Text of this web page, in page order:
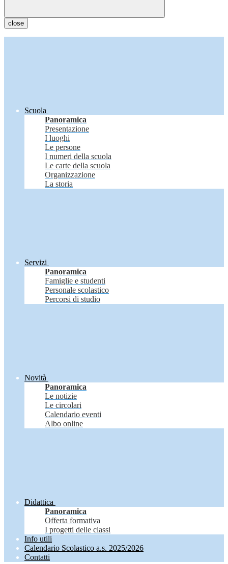
close
Scuola
Panoramica
Presentazione
I luoghi
Le persone
I numeri della scuola
Le carte della scuola
Organizzazione
La storia
Servizi
Panoramica
Famiglie e studenti
Personale scolastico
Percorsi di studio
Novità
Panoramica
Le notizie
Le circolari
Calendario eventi
Albo online
Didattica
Panoramica
Offerta formativa
I progetti delle classi
Info utili
Calendario Scolastico a.s. 2025/2026
Contatti